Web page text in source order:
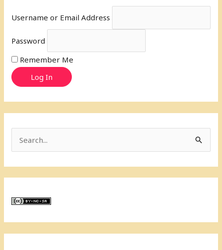
Username or Email Address
Password
Remember Me
Log In
c